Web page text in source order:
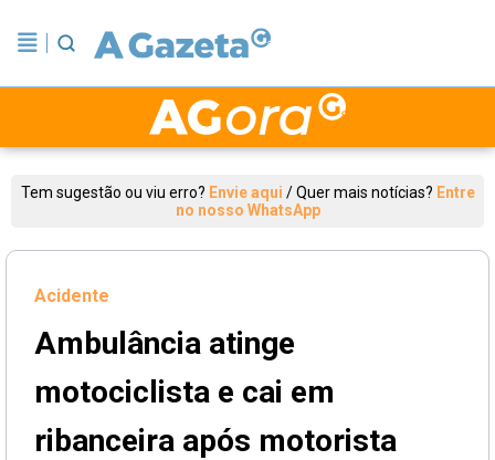
Tem sugestão ou viu erro? Envie aqui /Quer mais notícias? Entre
no nosso WhatsApp
Acidente
Ambulância atinge
motociclista e cai em
ribanceira após motorista